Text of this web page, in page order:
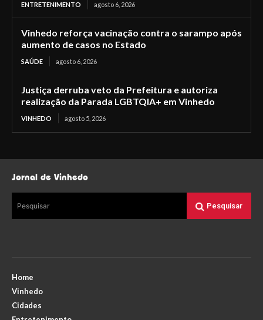
ENTRETENIMENTO agosto 6, 2026
Vinhedo reforça vacinação contra o sarampo após
aumento de casos no Estado
SAÚDE agosto 6, 2026
Justiça derruba veto da Prefeitura e autoriza
realização da Parada LGBTQIA+ em Vinhedo
VINHEDO agosto 5, 2026
Jornal de Vinhedo
Pesquisar Pesquisar
Home
Vinhedo
Cidades